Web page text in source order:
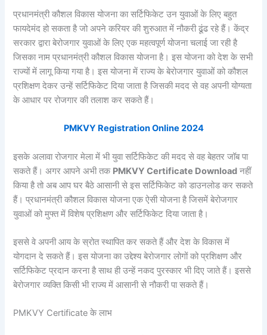
प्रधानमंत्री कौशल विकास योजना का सर्टिफिकेट उन युवाओं के लिए बहुत
फायदेमंद हो सकता है जो अपने करियर की शुरुआत में नौकरी ढूंढ रहे हैं। केंद्र
सरकार द्वारा बेरोजगार युवाओं के लिए एक महत्वपूर्ण योजना चलाई जा रही है
जिसका नाम प्रधानमंत्री कौशल विकास योजना है। इस योजना को देश के सभी
राज्यों में लागू किया गया है। इस योजना में राज्य के बेरोजगार युवाओं को कौशल
प्रशिक्षण देकर उन्हें सर्टिफिकेट दिया जाता है जिसकी मदद से वह अपनी योग्यता
के आधार पर रोजगार की तलाश कर सकते हैं।
PMKVY Registration Online 2024
इसके अलावा रोजगार मेला में भी युवा सर्टिफिकेट की मदद से वह बेहतर जॉब पा
सकते हैं। अगर आपने अभी तक PMKVY Certificate Download नहीं
किया है तो अब आप घर बैठे आसानी से इस सर्टिफिकेट को डाउनलोड कर सकते
हैं। प्रधानमंत्री कौशल विकास योजना एक ऐसी योजना है जिसमें बेरोजगार
युवाओं को मुफ्त में विशेष प्रशिक्षण और सर्टिफिकेट दिया जाता है।
इससे वे अपनी आय के स्रोत स्थापित कर सकते हैं और देश के विकास में
योगदान दे सकते हैं। इस योजना का उद्देश्य बेरोजगार लोगों को प्रशिक्षण और
सर्टिफिकेट प्रदान करना है साथ ही उन्हें नकद पुरस्कार भी दिए जाते हैं। इससे
बेरोजगार व्यक्ति किसी भी राज्य में आसानी से नौकरी पा सकते हैं।
PMKVY Certificate के लाभ